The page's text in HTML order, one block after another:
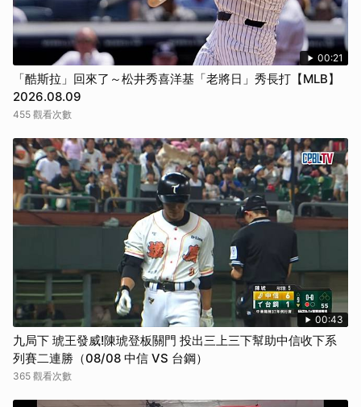
00:21
「酷斯拉」回來了～松井秀喜洋基「老將日」秀長打【MLB】
2026.08.09
455 觀看次數
00:43
九局下 琥王發威!陳琥登板關門 投出三上三下幫助中信收下系
列賽二連勝（08/08 中信 VS 台鋼）
365 觀看次數